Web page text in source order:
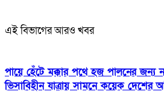
এই বিভাগের আরও খবর
পায়ে হেঁটে মক্কার পথে হজ পালনের জন্য
ভিসাবিহীন যাত্রায় সামনে কয়েক দেশের